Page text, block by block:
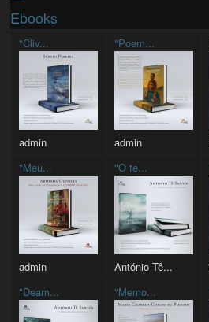
Ebooks
"Cliv...
admin
"Poem...
admin
"Meu...
admin
"O te...
António Tê...
"Deam...
"Memo...